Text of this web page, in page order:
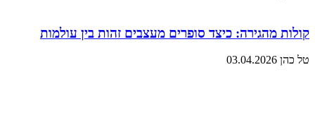
קולות מהגירה: כיצד סופרים מעצבים זהות בין עולמות
טל כהן 03.04.2026